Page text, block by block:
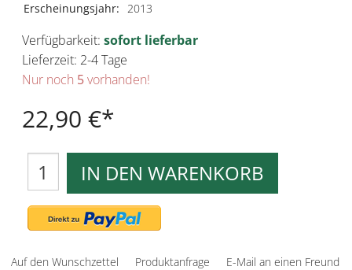
Erscheinungsjahr: 2013
Verfügbarkeit: sofort lieferbar
Lieferzeit: 2-4 Tage
Nur noch 5vorhanden!
22,90 €
IN DEN WARENKORB
Auf den Wunschzettel Produktanfrage E-Mail an einen Freund